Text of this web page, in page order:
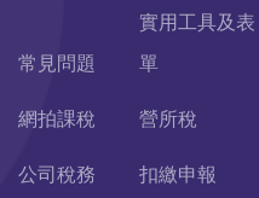
常見問題
實用工具及表
單
網拍課稅 營所稅
公司稅務 扣繳申報